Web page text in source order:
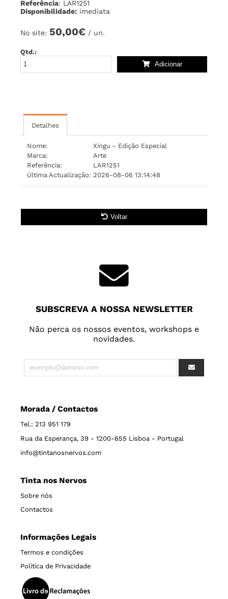
Referência: LAR1251
Disponibilidade: imediata
No site: 50,00€ / un.
Qtd.:
Adicionar
Detalhes
Nome:
Xingu - Edição Especial
Marca:
Arte
Referência:
LAR1251
Última Actualização: 2026-08-06 13:14:48
Voltar
SUBSCREVA A NOSSA NEWSLETTER
Não perca os nossos eventos, workshops e
novidades.
Morada / Contactos
Tel.: 213 951 179
Rua da Esperança, 39 - 1200-655 Lisboa - Portugal
info@tintanosnervos.com
Tinta nos Nervos
Sobre nós
Contactos
Informações Legais
Termos e condições
Política de Privacidade